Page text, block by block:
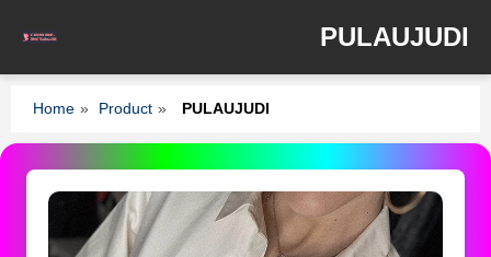
PULAUJUDI
Home » Product » PULAUJUDI